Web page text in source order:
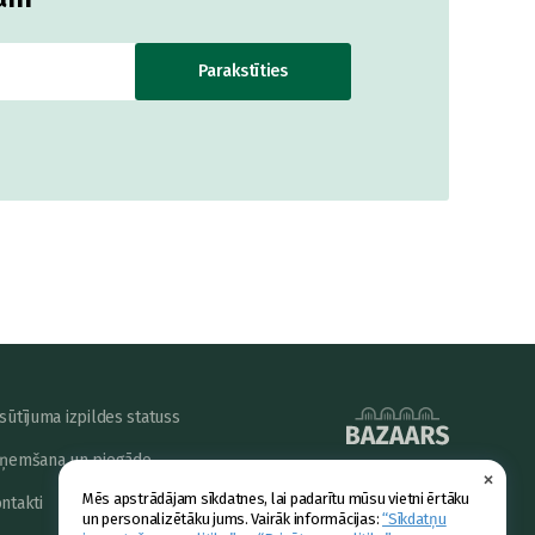
×
Mēs apstrādājam sīkdatnes, lai padarītu mūsu vietni ērtāku
un personalizētāku jums. Vairāk informācijas:“Sīkdatņu
Parakstīties
izpildes statuss
un piegāde